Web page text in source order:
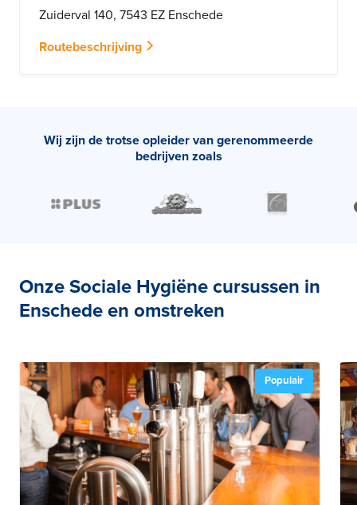
Zuiderval 140, 7543 EZ Enschede
Routebeschrijving
Wij zijn de trotse opleider van gerenommeerde
bedrijven zoals
Onze Sociale Hygiëne cursussen in
Enschede en omstreken
Populair